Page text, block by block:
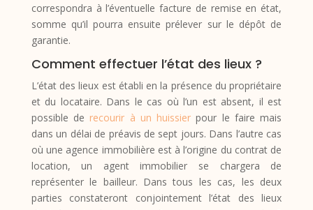
correspondra à l’éventuelle facture de remise en état,
somme qu’il pourra ensuite prélever sur le dépôt de
garantie.
Comment effectuer l’état des lieux ?
L’état des lieux est établi en la présence du propriétaire
et du locataire. Dans le cas où l’un est absent, il est
possible de recourir à un huissier pour le faire mais
dans un délai de préavis de sept jours. Dans l’autre cas
où une agence immobilière est à l’origine du contrat de
location, un agent immobilier se chargera de
représenter le bailleur. Dans tous les cas, les deux
parties constateront conjointement l’état des lieux